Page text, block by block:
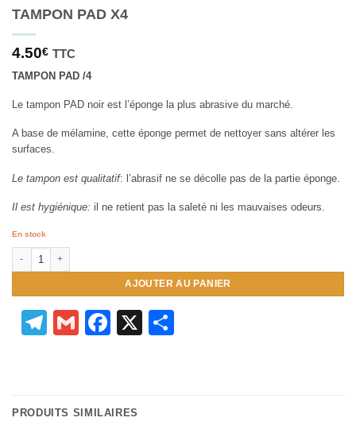
TAMPON PAD X4
4.50€ TTC
TAMPON PAD /4
Le tampon PAD noir est l’éponge la plus abrasive du marché.
A base de mélamine, cette éponge permet de nettoyer sans altérer les
surfaces.
Le tampon est qualitatif: l’abrasif ne se décolle pas de la partie éponge.
Il est hygiénique: il ne retient pas la saleté ni les mauvaises odeurs.
En stock
quantité de TAMPON PAD X4
AJOUTER AU PANIER
Telegram
GmailFacebook
X
PRODUITS SIMILAIRES